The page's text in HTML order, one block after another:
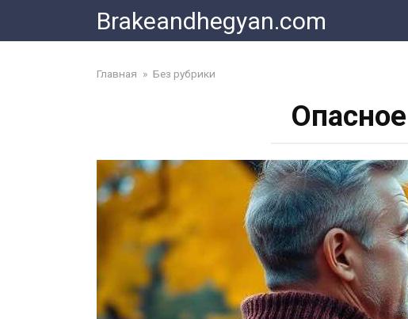
content
Brakeandhegyan.com
Главная » Без рубрики